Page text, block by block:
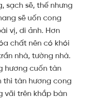
sạch sẽ, thế nhưng
sẽ uốn cong
vị, di ảnh. Hơn
chất nên có khói
nhà, tường nhà.
hương cuốn tàn
thì tàn hương cong
vãi trên khắp bàn